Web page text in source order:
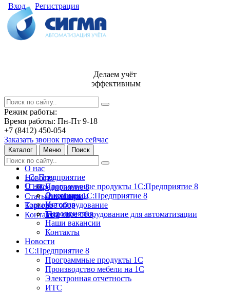
Вход Регистрация
Делаем учёт
эффективным
Режим работы:
Время работы: Пн-Пт 9-18
+7 (8412) 450-054
Заказать звонок прямо сейчас
Каталог Меню Поиск
О нас
Новости
1С:Предприятие 8
Статьи и обзоры
Карьера
Контакты
1С: Предприятие
Программные продукты 1С:Предприятие 8
Лицензии 1С:Предприятие 8
Торговое оборудование
Торговое оборудование для автоматизации
О нас
О компании
История
Мероприятия
Наши вакансии
Контакты
Новости
1С:Предприятие 8
Программные продукты 1С
Производство мебели на 1С
Электронная отчетность
ИТС